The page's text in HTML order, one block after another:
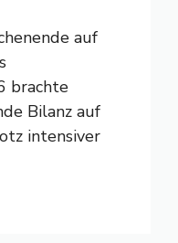
auf
brachte
Bilanz auf
intensiver